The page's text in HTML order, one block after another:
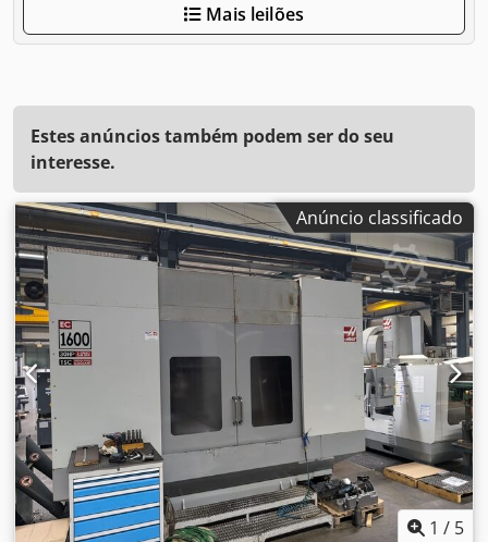
Mais leilões
Estes anúncios também podem ser do seu
interesse.
Anúncio classificado
1 / 5